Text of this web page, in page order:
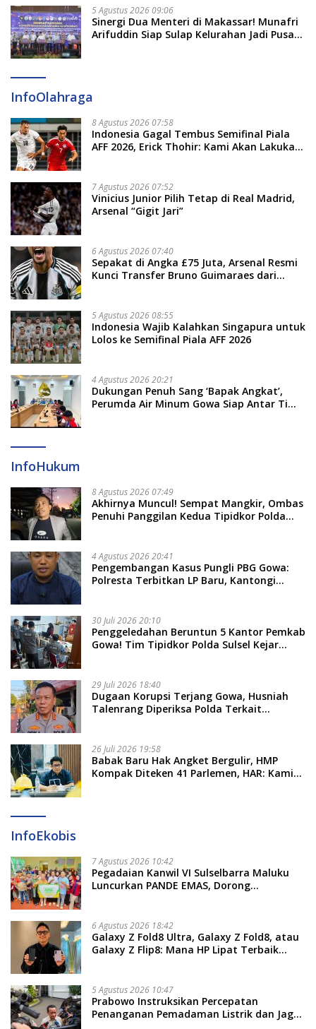
5 Agustus 2026 09:06
Sinergi Dua Menteri di Makassar! Munafri
Arifuddin Siap Sulap Kelurahan Jadi Pusat
InfoOlahraga
8 Agustus 2026 07:58
Indonesia Gagal Tembus Semifinal Piala
AFF 2026, Erick Thohir: Kami Akan Lakukan
7 Agustus 2026 07:52
Vinicius Junior Pilih Tetap di Real Madrid,
Arsenal “Gigit Jari”
6 Agustus 2026 07:40
Sepakat di Angka £75 Juta, Arsenal Resmi
Kunci Transfer Bruno Guimaraes dari
5 Agustus 2026 08:55
Indonesia Wajib Kalahkan Singapura untuk
Lolos ke Semifinal Piala AFF 2026
4 Agustus 2026 20:21
Dukungan Penuh Sang ‘Bapak Angkat’,
Perumda Air Minum Gowa Siap Antar Tim
InfoHukum
8 Agustus 2026 07:49
Akhirnya Muncul! Sempat Mangkir, Ombas
Penuhi Panggilan Kedua Tipidkor Polda
4 Agustus 2026 20:41
Pengembangan Kasus Pungli PBG Gowa:
Polresta Terbitkan LP Baru, Kantongi
30 Juli 2026 20:10
Penggeledahan Beruntun 5 Kantor Pemkab
Gowa! Tim Tipidkor Polda Sulsel Kejar
29 Juli 2026 18:40
Dugaan Korupsi Terjang Gowa, Husniah
Talenrang Diperiksa Polda Terkait
26 Juli 2026 19:58
​Babak Baru Hak Angket Bergulir, HMP
Kompak Diteken 41 Parlemen, HAR: Kami
InfoEkobis
7 Agustus 2026 10:42
Pegadaian Kanwil VI Sulselbarra Maluku
Luncurkan PANDE EMAS, Dorong
6 Agustus 2026 18:42
Galaxy Z Fold8 Ultra, Galaxy Z Fold8, atau
Galaxy Z Flip8: Mana HP Lipat Terbaik
5 Agustus 2026 10:47
Prabowo Instruksikan Percepatan
Penanganan Pemadaman Listrik dan Jaga